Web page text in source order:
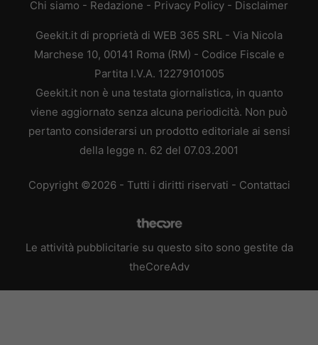
Chi siamo - Redazione - Privacy Policy - Disclaimer
Geekit.it di proprietà di WEB 365 SRL - Via Nicola
Marchese 10, 00141 Roma (RM) - Codice Fiscale e
Partita I.V.A. 12279101005
Geekit.it non è una testata giornalistica, in quanto
viene aggiornato senza alcuna periodicità. Non può
pertanto considerarsi un prodotto editoriale ai sensi
della legge n. 62 del 07.03.2001
Copyright ©2026 - Tutti i diritti riservati - Contattaci
Le attività pubblicitarie su questo sito sono gestite da
theCoreAdv